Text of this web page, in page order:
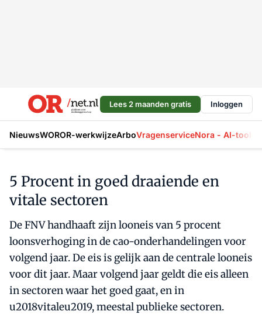
Lees 2 maanden gratis Inloggen
NieuwsWOROR-werkwijzeArboVragenserviceNora - AI-tool
5 Procent in goed draaiende en
vitale sectoren
De FNV handhaaft zijn looneis van 5 procent
loonsverhoging in de cao-onderhandelingen voor
volgend jaar. De eis is gelijk aan de centrale looneis
voor dit jaar. Maar volgend jaar geldt die eis alleen
in sectoren waar het goed gaat, en in
u2018vitaleu2019, meestal publieke sectoren.